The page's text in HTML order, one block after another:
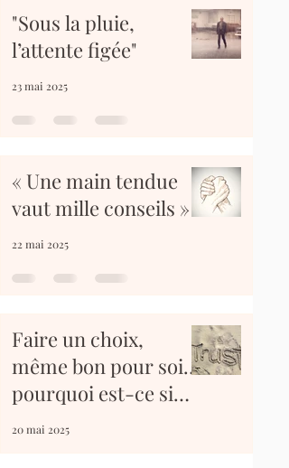
"Sous la pluie,
l’attente figée"
23 mai 2025
« Une main tendue
vaut mille conseils »
22 mai 2025
Faire un choix,
même bon pour soi…
pourquoi est-ce si
difficile quand on vit
20 mai 2025